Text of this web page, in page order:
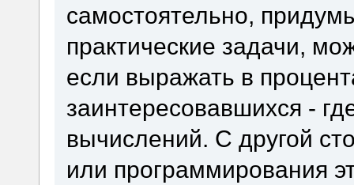
самостоятельно,
практические задачи,
если выражать в
заинтересовавшихся -
вычислений. С другой
или программирования